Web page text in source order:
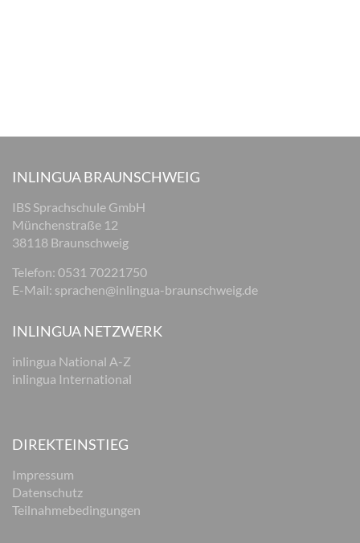
INLINGUA BRAUNSCHWEIG
IBS Sprachschule GmbH
Münchenstraße 12
38118 Braunschweig
Telefon: 0531 70221750
E-Mail: sprachen@inlingua-braunschweig.de
INLINGUA NETZWERK
inlingua National A-Z
inlingua International
DIREKTEINSTIEG
Impressum
Datenschutz
Teilnahmebedingungen